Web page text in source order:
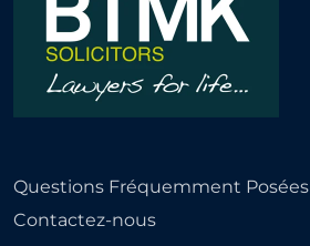
Questions Fréquemment Posées
Contactez-nous